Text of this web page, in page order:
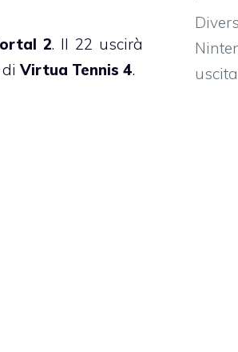
2. Il 22 uscirà
diVirtua Tennis 4.